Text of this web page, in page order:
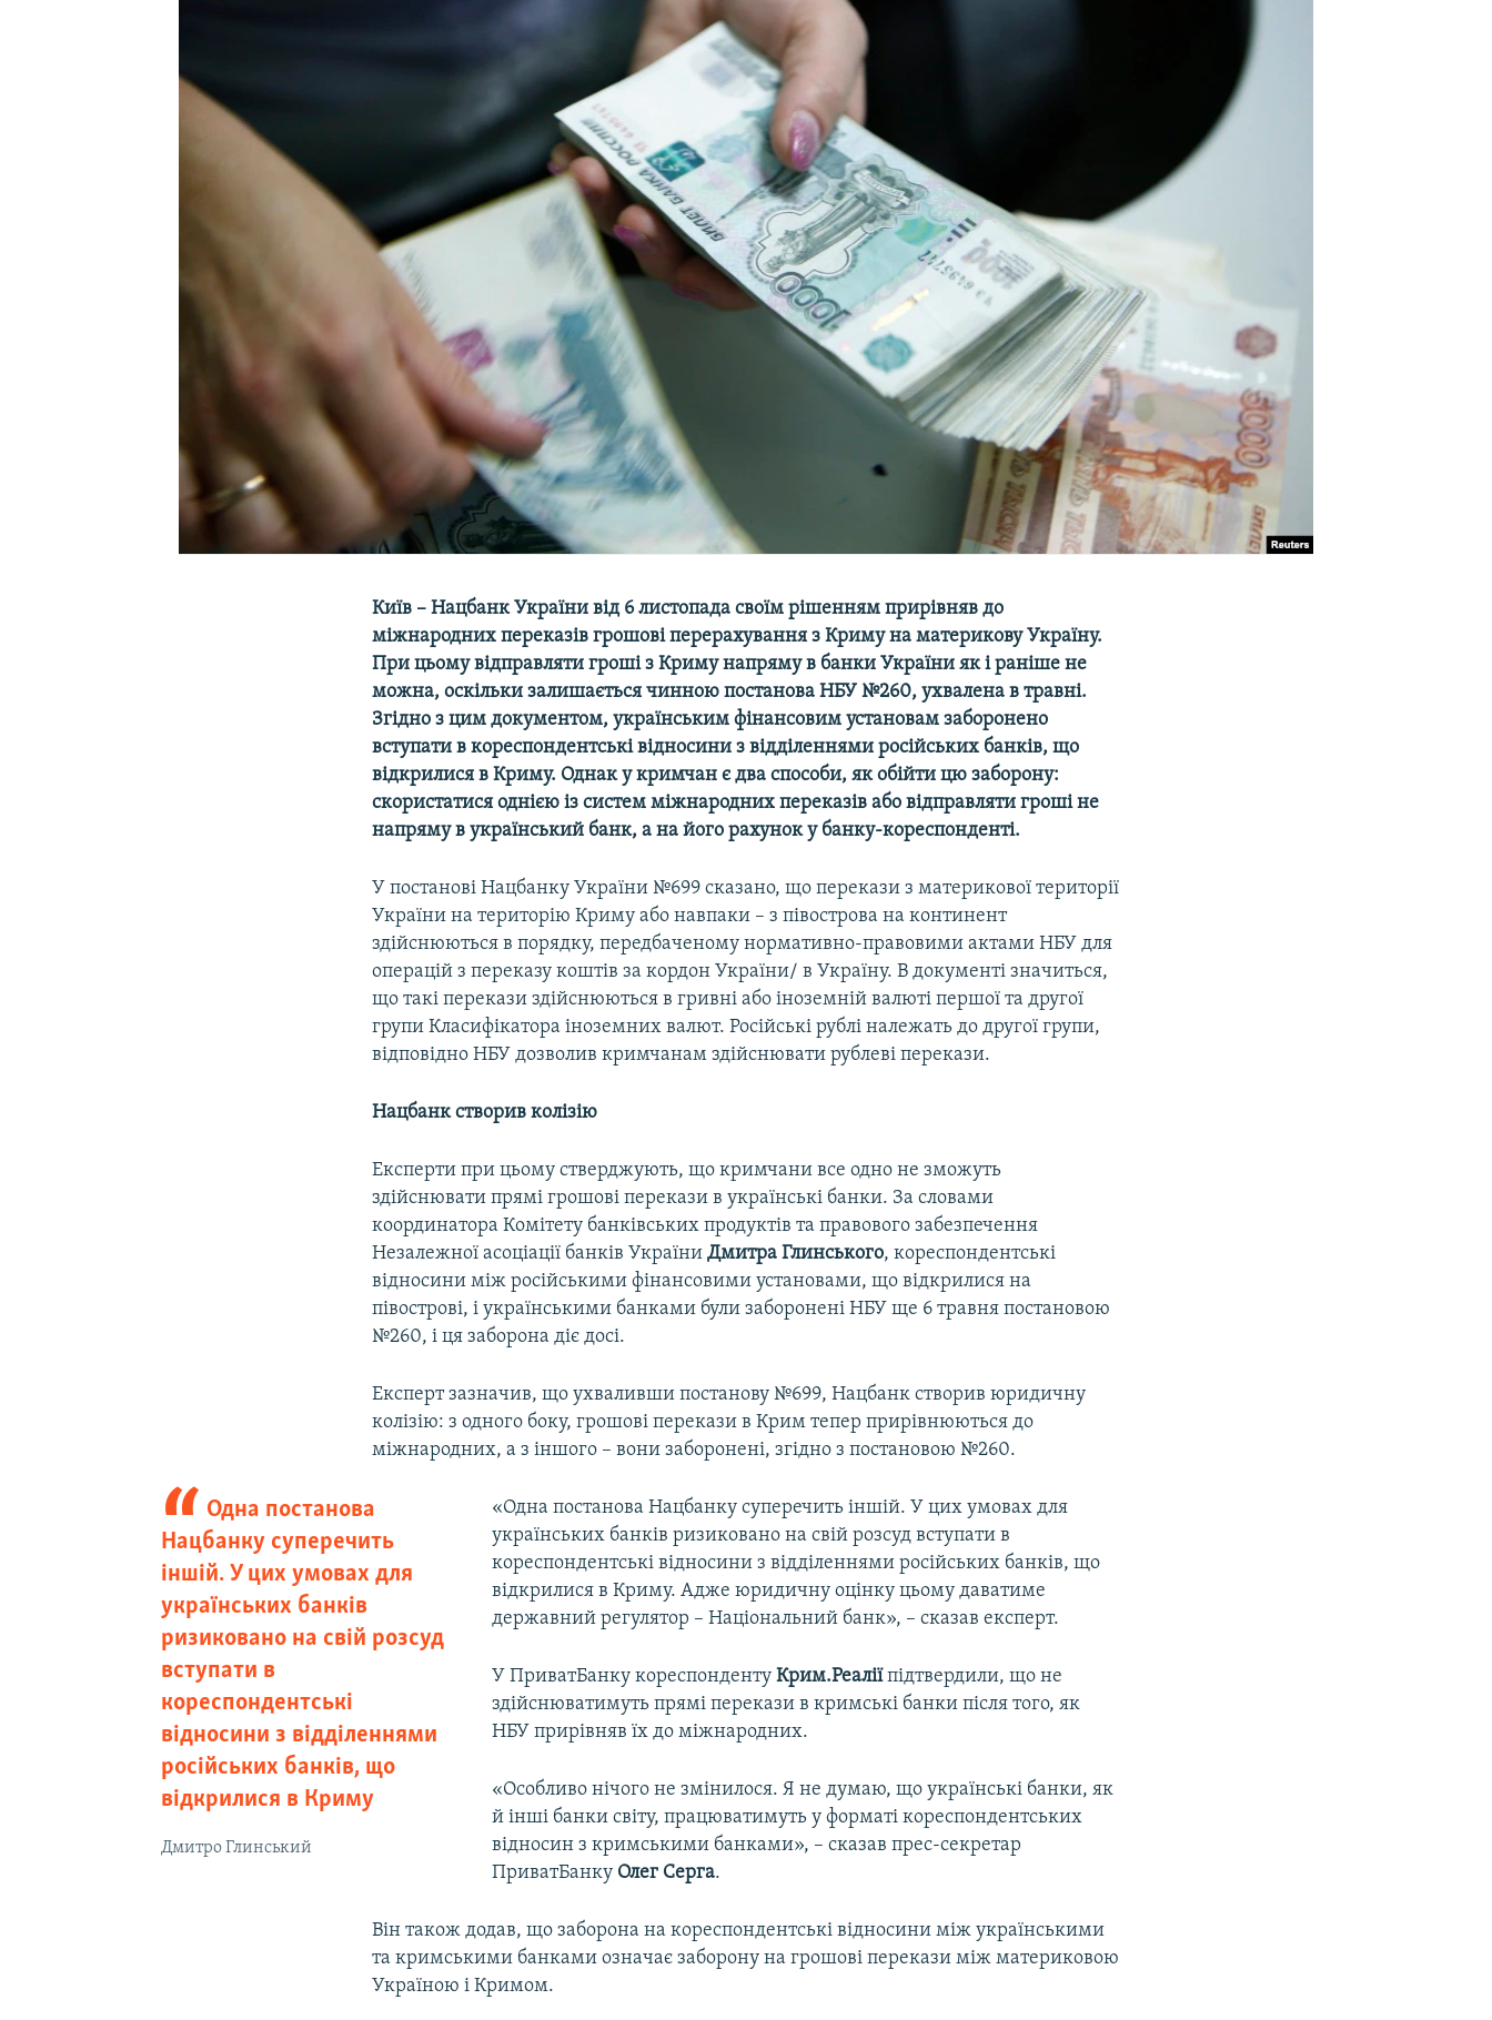
УКРАЇНСЬКА ПРОБЛЕМА КРИМУ
Київ – Нацбанк України від 6 листопада своїм рішенням прирівняв до
міжнародних переказів грошові перерахування з Криму на материкову Україну.
При цьому відправляти гроші з Криму напряму в банки України як і раніше не
можна, оскільки залишається чинною постанова НБУ №260, ухвалена в травні.
Згідно з цим документом, українським фінансовим установам заборонено
вступати в кореспондентські відносини з відділеннями російських банків, що
відкрилися в Криму. Однак у кримчан є два способи, як обійти цю заборону:
скористатися однією із систем міжнародних переказів або відправляти гроші не
напряму в український банк, а на його рахунок у банку-кореспонденті.
У постанові Нацбанку України №699 сказано, що перекази з материкової території
України на територію Криму або навпаки – з півострова на континент
здійснюються в порядку, передбаченому нормативно-правовими актами НБУ для
операцій з переказу коштів за кордон України/ в Україну. В документі значиться,
що такі перекази здійснюються в гривні або іноземній валюті першої та другої
групи Класифікатора іноземних валют. Російські рублі належать до другої групи,
відповідно НБУ дозволив кримчанам здійснювати рублеві перекази.
Нацбанк створив колізію
Експерти при цьому стверджують, що кримчани все одно не зможуть
здійснювати прямі грошові перекази в українські банки. За словами
координатора Комітету банківських продуктів та правового забезпечення
Незалежної асоціації банків УкраїниДмитра Глинського, кореспондентські
відносини між російськими фінансовими установами, що відкрилися на
півострові, і українськими банками були заборонені НБУ ще 6 травня постановою
№260, і ця заборона діє досі.
Експерт зазначив, що ухваливши постанову №699, Нацбанк створив юридичну
колізію: з одного боку, грошові перекази в Крим тепер прирівнюються до
міжнародних, а з іншого – вони заборонені, згідно з постановою №260.
Одна постанова
Нацбанку суперечить
іншій. У цих умовах для
українських банків
ризиковано на свій розсуд
вступати в
кореспондентські
відносини з відділеннями
російських банків, що
відкрилися в Криму
Дмитро Глинський
«Одна постанова Нацбанку суперечить іншій. У цих умовах для
українських банків ризиковано на свій розсуд вступати в
кореспондентські відносини з відділеннями російських банків, що
відкрилися в Криму. Адже юридичну оцінку цьому даватиме
державний регулятор – Національний банк», – сказав експерт.
У ПриватБанку кореспонденту Крим.Реаліїпідтвердили, що не
здійснюватимуть прямі перекази в кримські банки після того, як
НБУ прирівняв їх до міжнародних.
«Особливо нічого не змінилося. Я не думаю, що українські банки, як
й інші банки світу, працюватимуть у форматі кореспондентських
відносин з кримськими банками», – сказав прес-секретар
ПриватБанку Олег Серга.
Він також додав, що заборона на кореспондентські відносини між українськими
та кримськими банками означає заборону на грошові перекази між материковою
Україною і Кримом.